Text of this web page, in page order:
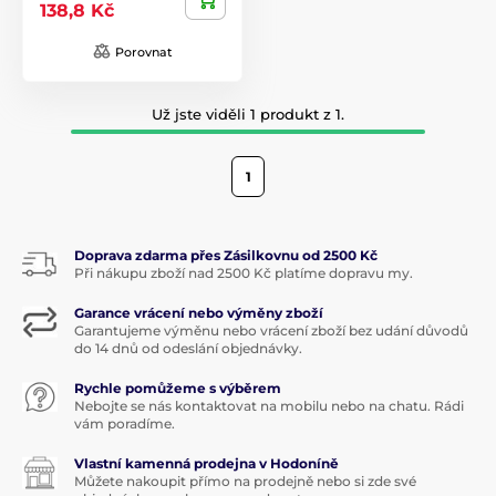
138,8 Kč
Porovnat
Už jste viděli 1 produkt z 1.
1
Doprava zdarma přes Zásilkovnu od 2500 Kč
Při nákupu zboží nad 2500 Kč platíme dopravu my.
Garance vrácení nebo výměny zboží
Garantujeme výměnu nebo vrácení zboží bez udání důvodů
do 14 dnů od odeslání objednávky.
Rychle pomůžeme s výběrem
Nebojte se nás kontaktovat na mobilu nebo na chatu. Rádi
vám poradíme.
Vlastní kamenná prodejna v Hodoníně
Můžete nakoupit přímo na prodejně nebo si zde své